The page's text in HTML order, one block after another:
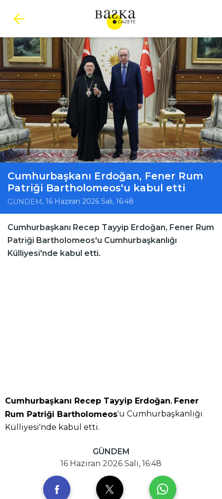
Cumhurbaşkanı Erdoğan, Fener Rum
Patriği Bartholomeos'u kabul etti
GÜNDEM , 16 Haziran 2026 Salı, 16:48
Cumhurbaşkanı Recep Tayyip Erdoğan, Fener Rum
Patriği Bartholomeos'u Cumhurbaşkanlığı
Külliyesi'nde kabul etti.
Cumhurbaşkanı Recep Tayyip Erdoğan, Fener
Rum Patriği Bartholomeos'u Cumhurbaşkanlığı
Külliyesi'nde kabul etti.
GÜNDEM
16 Haziran 2026 Salı, 16:48